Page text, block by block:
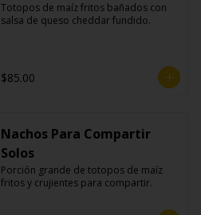
Totopos de maíz fritos bañados con
salsa de queso cheddar fundido.
$85.00
Nachos Para Compartir
Solos
Porción grande de totopos de maíz
fritos y crujientes para compartir.